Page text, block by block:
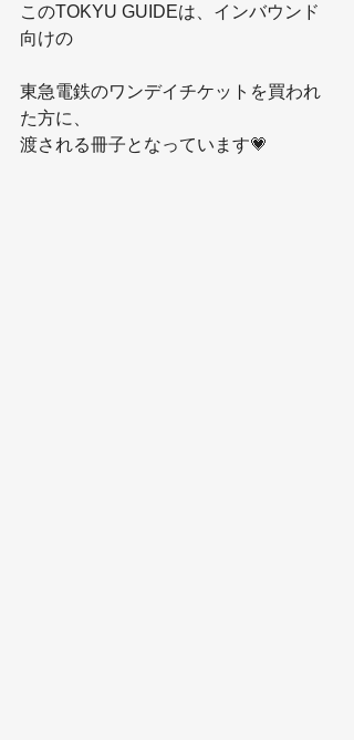
このTOKYU GUIDEは、インバウンド
向けの
東急電鉄のワンデイチケットを買われ
た方に、
渡される冊子となっています💗